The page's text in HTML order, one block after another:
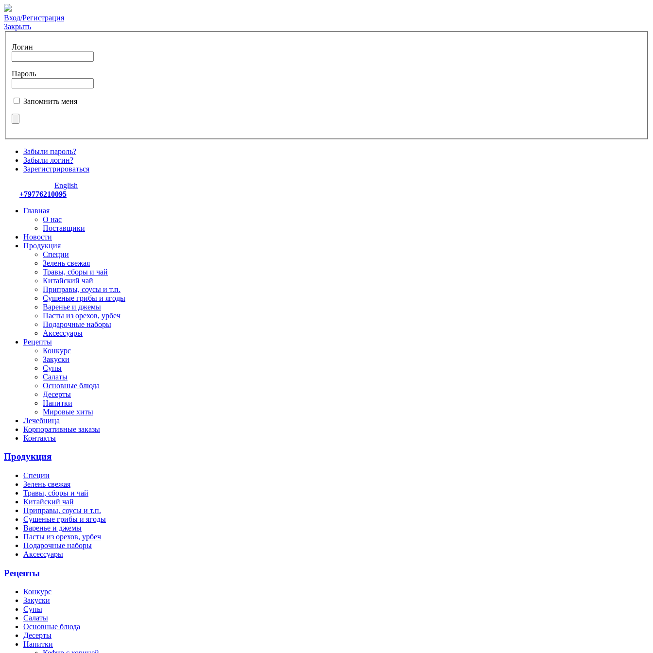
Вход/Регистрация
Закрыть
Логин
Пароль
Запомнить меня
Забыли пароль?
Забыли логин?
Зарегистрироваться
English
+79776210095
Главная
О нас
Поставщики
Новости
Продукция
Специи
Зелень свежая
Травы, сборы и чай
Китайский чай
Приправы, соусы и т.п.
Сушеные грибы и ягоды
Варенье и джемы
Пасты из орехов, урбеч
Подарочные наборы
Аксессуары
Рецепты
Конкурс
Закуски
Супы
Салаты
Основные блюда
Десерты
Напитки
Мировые хиты
Лечебница
Корпоративные заказы
Контакты
Продукция
Специи
Зелень свежая
Травы, сборы и чай
Китайский чай
Приправы, соусы и т.п.
Сушеные грибы и ягоды
Варенье и джемы
Пасты из орехов, урбеч
Подарочные наборы
Аксессуары
Рецепты
Конкурс
Закуски
Супы
Салаты
Основные блюда
Десерты
Напитки